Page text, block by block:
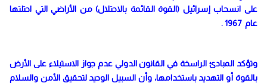
على انسحاب إسرائيل (القوة القائمة بالاحتلال) من الأراضي التي احتلتها
عام 1967 .
وتؤكد المبادئ الراسخة في القانون الدولي عدم جواز الاستيلاء على الأرض
بالقوة أو التهديد باستخدامها، وأن السبيل الوحيد لتحقيق الأمن والسلام